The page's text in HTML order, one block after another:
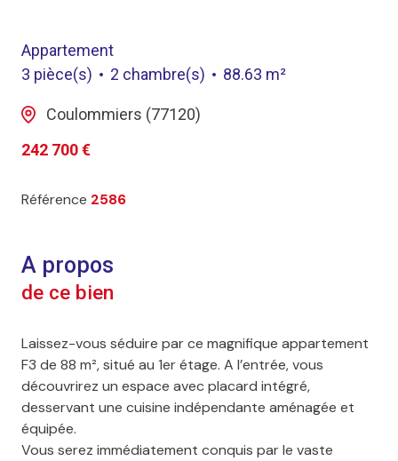
Appartement
3 pièce(s)
2 chambre(s) 88.63 m²
Coulommiers (77120)
242 700 €
Référence 2586
A propos
de ce bien
Laissez-vous séduire par ce magnifique appartement
F3 de 88 m², situé au 1er étage. A l’entrée, vous
découvrirez un espace avec placard intégré,
desservant une cuisine indépendante aménagée et
équipée.
Vous serez immédiatement conquis par le vaste